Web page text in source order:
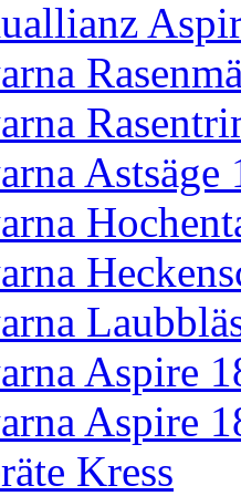
Aspire
Aspire
Kress